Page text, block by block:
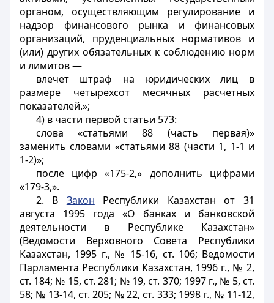
органом, осуществляющим регулирование и
надзор финансового рынка и финансовых
организаций, пруденциальных нормативов и
(или) других обязательных к соблюдению норм
и лимитов —
влечет штраф на юридических лиц в
размере четырехсот месячных расчетных
показателей.»;
4) в части первой статьи 573:
слова «статьями 88 (часть первая)»
заменить словами «статьями 88 (части 1, 1-1 и
1-2)»;
после цифр «175-2,» дополнить цифрами
«179-3,».
2. В Закон Республики Казахстан от 31
августа 1995 года «О банках и банковской
деятельности в Республике Казахстан»
(Ведомости Верховного Совета Республики
Казахстан, 1995 г., № 15-16, ст. 106; Ведомости
Парламента Республики Казахстан, 1996 г., № 2,
ст. 184; № 15, ст. 281; № 19, ст. 370; 1997 г., № 5, ст.
58; № 13-14, ст. 205; № 22, ст. 333; 1998 г., № 11-12,